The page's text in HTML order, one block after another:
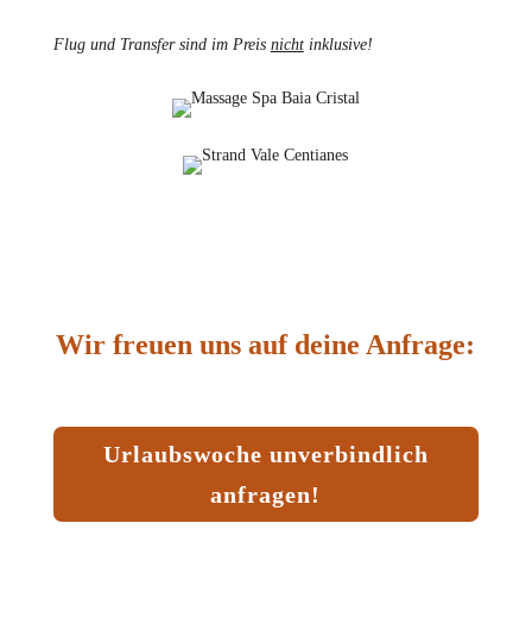
Flug und Transfer sind im Preis nichtinklusive!
Wir freuen uns auf deine Anfrage:
Urlaubswoche unverbindlich
anfragen!